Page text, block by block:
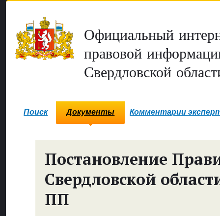
Официальный
правовой
Свердловской
Поиск Документы Комментарии
Постановление
Свердловской
ПП